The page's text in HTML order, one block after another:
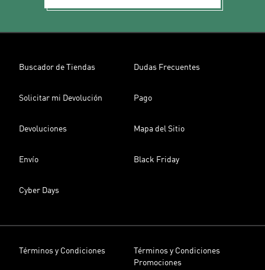
Buscador de Tiendas Dudas Frecuentes
Solicitar mi Devolución Pago
Devoluciones Mapa del Sitio
Envío Black Friday
Cyber Days
Términos y Condiciones
Términos y Condiciones
Promociones